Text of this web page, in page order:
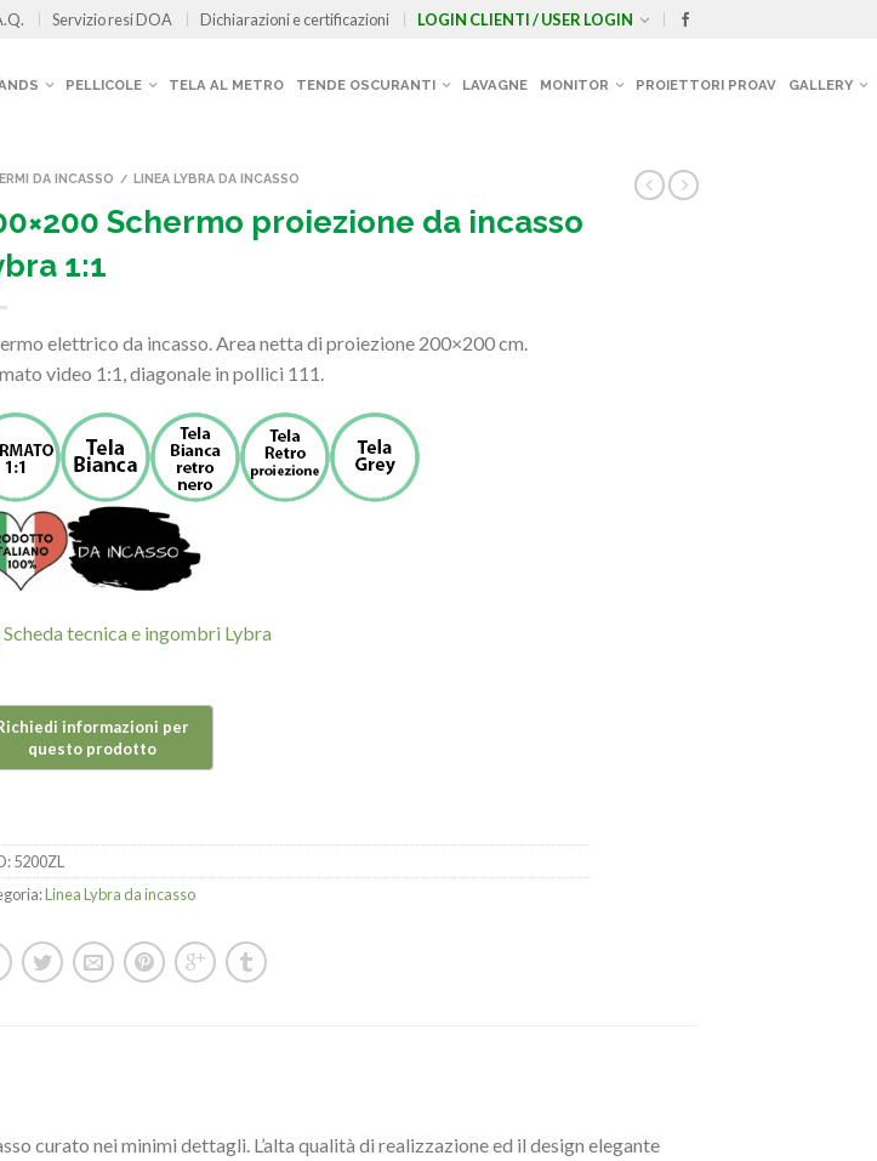
Servizio resi DOA Dichiarazioni e certificazioni LOGIN CLIENTI / USER LOGIN
PELLICOLE TELA AL METRO TENDE OSCURANTI LAVAGNE MONITOR PROIETTORI PROAV GALLERY
DA INCASSO / LINEA LYBRA DA INCASSO
Schermo proiezione da incasso
1:1
elettrico da incasso. Area netta di proiezione 200×200 cm.
video 1:1, diagonale in pollici 111.
Scheda tecnica e ingombri Lybra
5200ZL
Linea Lybra da incasso
curato nei minimi dettagli. L’alta qualità di realizzazione ed il design elegante